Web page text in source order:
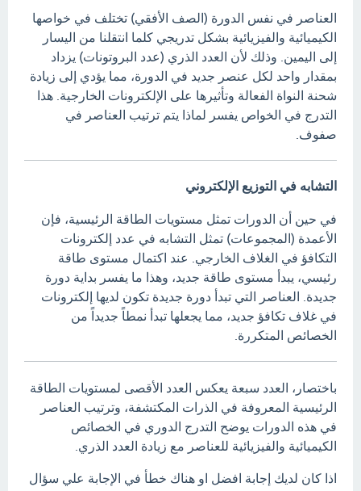
العناصر في نفس الدورة (الصف الأفقي) تختلف في خواصها
الكيميائية والفيزيائية بشكل تدريجي كلما انتقلنا من اليسار
إلى اليمين. وذلك لأن العدد الذري (عدد البروتونات) يزداد
بمقدار واحد لكل عنصر جديد في الدورة، مما يؤدي إلى زيادة
شحنة النواة الفعالة وتأثيرها على الإلكترونات الخارجية. هذا
التدرج في الخواص يفسر لماذا يتم ترتيب العناصر في
صفوف.
التشابه في التوزيع الإلكتروني
في حين أن الدورات تمثل مستويات الطاقة الرئيسية، فإن
الأعمدة (المجموعات) تمثل التشابه في عدد إلكترونات
التكافؤ في الغلاف الخارجي. عند اكتمال مستوى طاقة
رئيسي، يبدأ مستوى طاقة جديد، وهذا ما يفسر بداية دورة
جديدة. العناصر التي تبدأ دورة جديدة تكون لديها إلكترونات
في غلاف تكافؤ جديد، مما يجعلها تبدأ نمطاً جديداً من
الخصائص المتكررة.
باختصار، العدد سبعة يعكس العدد الأقصى لمستويات الطاقة
الرئيسية المعروفة في الذرات المكتشفة، وترتيب العناصر
في هذه الدورات يوضح التدرج الدوري في الخصائص
الكيميائية والفيزيائية للعناصر مع زيادة العدد الذري.
اذا كان لديك إجابة افضل او هناك خطأ في الإجابة علي سؤال